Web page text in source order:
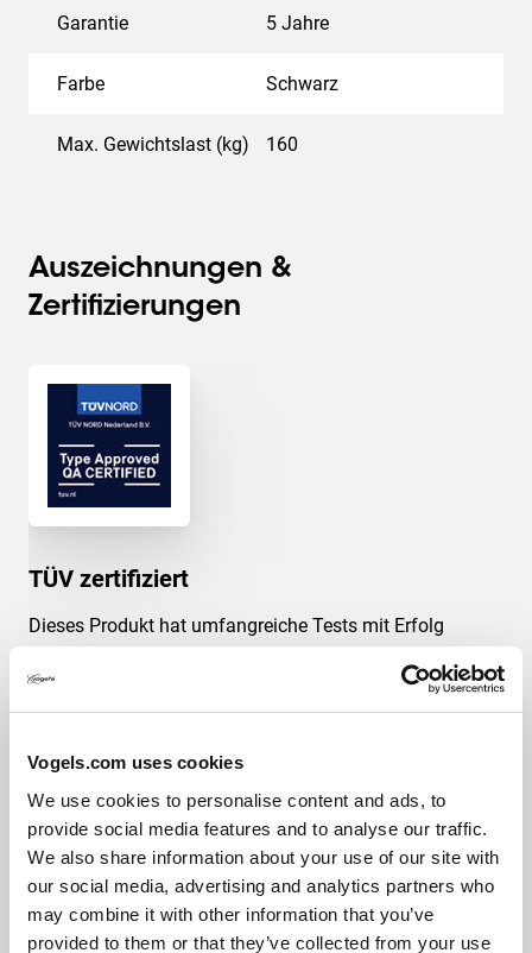
Vogels.com uses cookies
We use cookies to personalise content and ads, to
provide social media features and to analyse our traffic.
We also share information about your use of our site with
our social media, advertising and analytics partners who
may combine it with other information that you’ve
provided to them or that they’ve collected from your use
Garantie 5 Jahre
Farbe Schwarz
Max. Gewichtslast (kg) 160
Auszeichnungen &
Zertifizierungen
TÜV zertifiziert
Dieses Produkt hat umfangreiche Tests mit Erfolg
bestanden, damit wir garantieren können, dass es den
Anforderungen des Qualitätsstandards vom TÜV Nord
entspricht. Produkte werden mit mindestens dem 5-
TÜV NORD ist eine unabhängige Zertifizierungsstelle
und weltweit als Label für exzellente Qualität anerkannt.
Downloads